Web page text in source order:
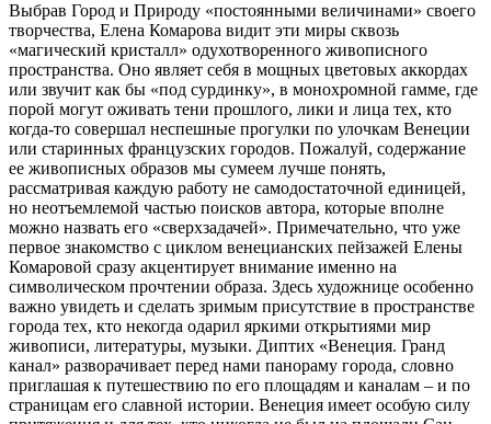
Выбрав Город и Природу «постоянными величинами» своего
творчества, Елена Комарова видит эти миры сквозь
«магический кристалл» одухотворенного живописного
пространства. Оно являет себя в мощных цветовых аккордах
или звучит как бы «под сурдинку», в монохромной гамме, где
порой могут оживать тени прошлого, лики и лица тех, кто
когда-то совершал неспешные прогулки по улочкам Венеции
или старинных французских городов. Пожалуй, содержание
ее живописных образов мы сумеем лучше понять,
рассматривая каждую работу не самодостаточной единицей,
но неотъемлемой частью поисков автора, которые вполне
можно назвать его «сверхзадачей». Примечательно, что уже
первое знакомство с циклом венецианских пейзажей Елены
Комаровой сразу акцентирует внимание именно на
символическом прочтении образа. Здесь художнице особенно
важно увидеть и сделать зримым присутствие в пространстве
города тех, кто некогда одарил яркими открытиями мир
живописи, литературы, музыки. Диптих «Венеция. Гранд
канал» разворачивает перед нами панораму города, словно
приглашая к путешествию по его площадям и каналам – и по
страницам его славной истории. Венеция имеет особую силу